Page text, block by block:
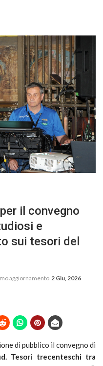
il convegno
e
sui tesori del
aggiornamento 2 Giu, 2026
di pubblico il convegno di
Tesori trecenteschi tra